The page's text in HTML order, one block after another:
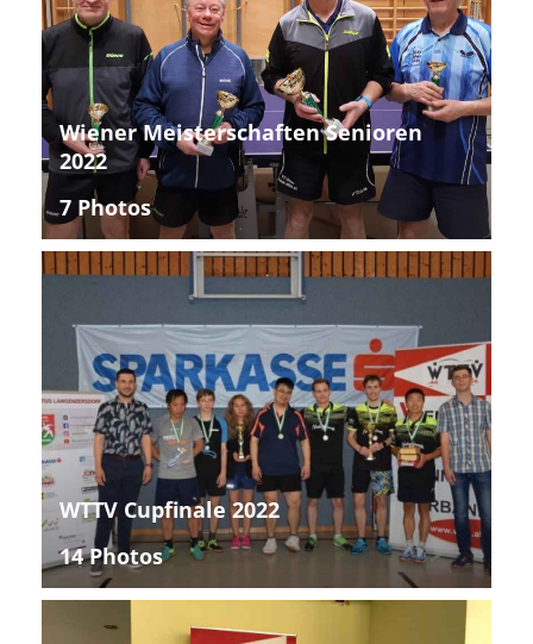
Wiener Meisterschaften Senioren
2022
7 Photos
WTTV Cupfinale 2022
14 Photos